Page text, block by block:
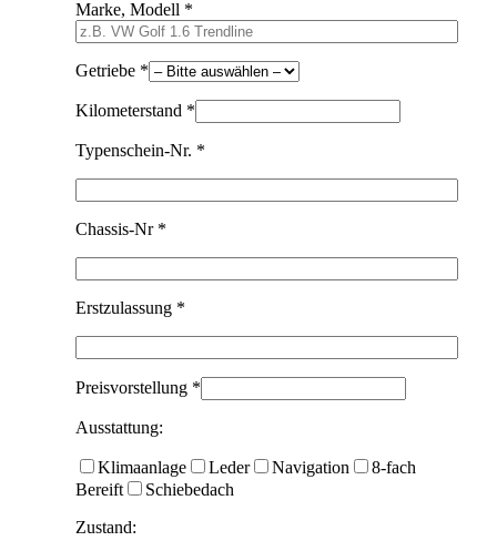
Marke, Modell *
Getriebe *
Kilometerstand *
Typenschein-Nr. *
Chassis-Nr *
Erstzulassung *
Preisvorstellung *
Ausstattung:
Klimaanlage Leder Navigation
8-fach
Bereift
Schiebedach
Zustand: